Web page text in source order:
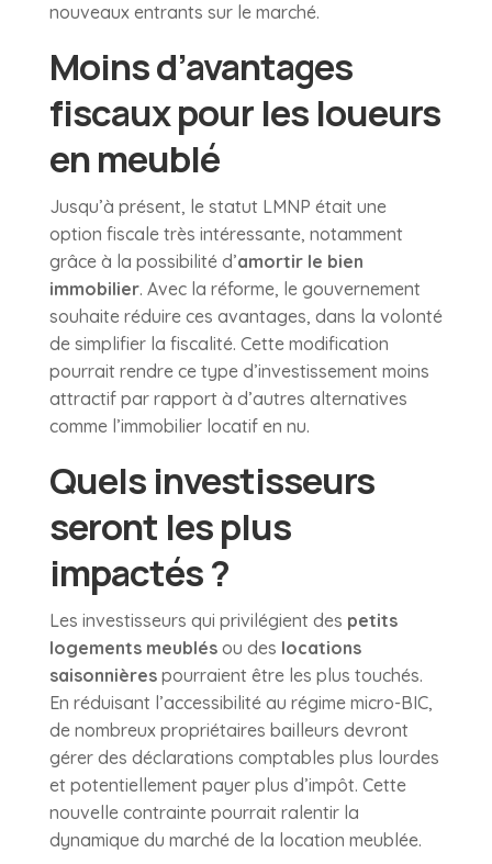
nouveaux entrants sur le marché.
Moins d’avantages
fiscaux pour les loueurs
en meublé
Jusqu’à présent, le statut LMNP était une
option fiscale très intéressante, notamment
grâce à la possibilité d’amortir le bien
immobilier. Avec la réforme, le gouvernement
souhaite réduire ces avantages, dans la volonté
de simplifier la fiscalité. Cette modification
pourrait rendre ce type d’investissement moins
attractif par rapport à d’autres alternatives
comme l’immobilier locatif en nu.
Quels investisseurs
seront les plus
impactés ?
Les investisseurs qui privilégient des petits
logements meublésou des locations
saisonnièrespourraient être les plus touchés.
En réduisant l’accessibilité au régime micro-BIC,
de nombreux propriétaires bailleurs devront
gérer des déclarations comptables plus lourdes
et potentiellement payer plus d’impôt. Cette
nouvelle contrainte pourrait ralentir la
dynamique du marché de la location meublée.